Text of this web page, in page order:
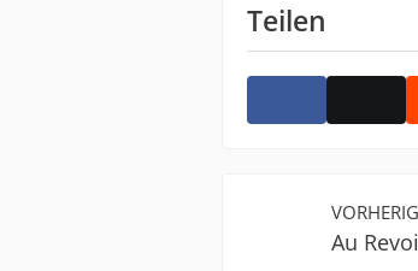
Teilen
Au